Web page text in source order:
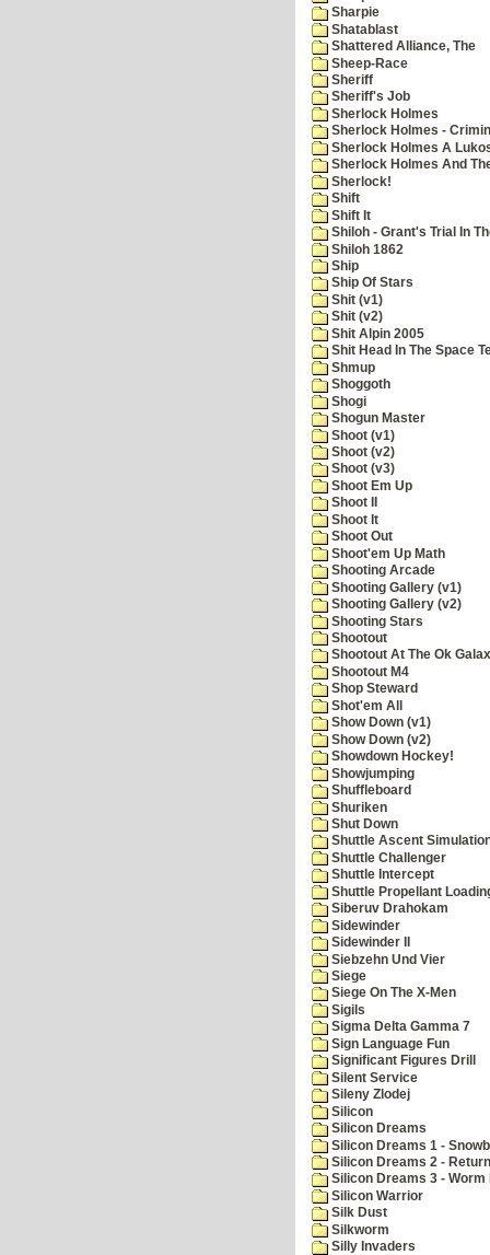
Sharpie
Shatablast
Shattered Alliance, The
Sheep-Race
Sheriff
Sheriff's Job
Sherlock Holmes
Sherlock Holmes -
Sherlock Holmes A
Sherlock Holmes And
Sherlock!
Shift
Shift It
Shiloh - Grant's Trial In
Shiloh 1862
Ship
Ship Of Stars
Shit (v1)
Shit (v2)
Shit Alpin 2005
Shit Head In The Space
Shmup
Shoggoth
Shogi
Shogun Master
Shoot (v1)
Shoot (v2)
Shoot (v3)
Shoot Em Up
Shoot II
Shoot It
Shoot Out
Shoot'em Up Math
Shooting Arcade
Shooting Gallery (v1)
Shooting Gallery (v2)
Shooting Stars
Shootout
Shootout At The Ok
Shootout M4
Shop Steward
Shot'em All
Show Down (v1)
Show Down (v2)
Showdown Hockey!
Showjumping
Shuffleboard
Shuriken
Shut Down
Shuttle Ascent
Shuttle Challenger
Shuttle Intercept
Shuttle Propellant
Siberuv Drahokam
Sidewinder
Sidewinder II
Siebzehn Und Vier
Siege
Siege On The X-Men
Sigils
Sigma Delta Gamma 7
Sign Language Fun
Significant Figures Drill
Silent Service
Sileny Zlodej
Silicon
Silicon Dreams
Silicon Dreams 1 -
Silicon Dreams 2 -
Silicon Dreams 3 - Worm
Silicon Warrior
Silk Dust
Silkworm
Silly Invaders